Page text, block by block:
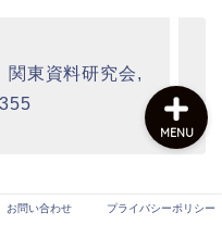
東資料研究会,
お問い合わせ プライバシーポリシー
MENU